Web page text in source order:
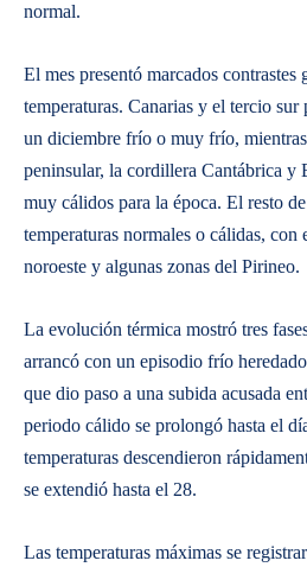
normal.
El mes presentó marcados contrastes
temperaturas. Canarias y el tercio
un diciembre frío o muy frío,
peninsular, la cordillera Cantábrica y
muy cálidos para la época. El resto
temperaturas normales o cálidas, con
noroeste y algunas zonas del Pirineo.
La evolución térmica mostró tres
arrancó con un episodio frío
que dio paso a una subida acusada
periodo cálido se prolongó hasta el
temperaturas descendieron
se extendió hasta el 28.
Las temperaturas máximas se